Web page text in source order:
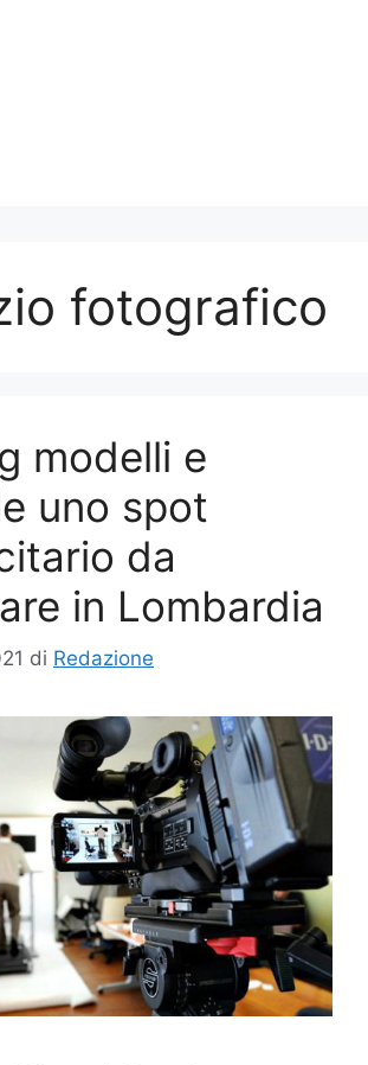
fotografico
modelli e
uno spot
da
in Lombardia
di Redazione